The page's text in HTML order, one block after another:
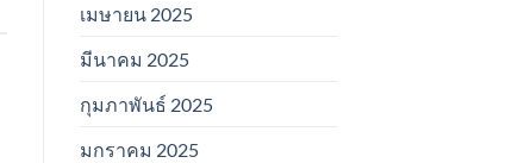
เมษายน 2025
มีนาคม 2025
กุมภาพันธ์ 2025
มกราคม 2025